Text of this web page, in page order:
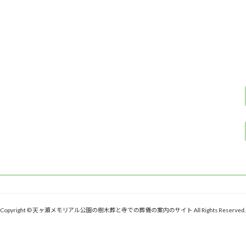
Copyright © 天ヶ瀬メモリアル公園の樹木葬と寺での葬儀の案内のサイト All Rights Reserved.